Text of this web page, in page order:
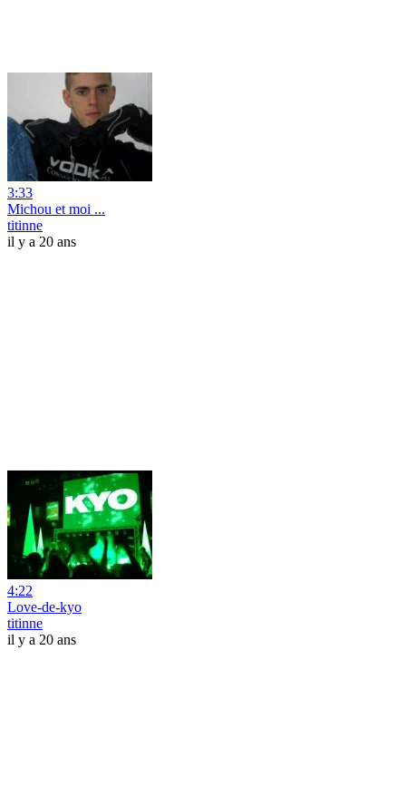
3:33
Michou et moi ...
titinne
il y a 20 ans
4:22
Love-de-kyo
titinne
il y a 20 ans